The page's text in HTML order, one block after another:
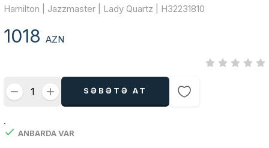
Hamilton | Jazzmaster | Lady Quartz | H32231810
1018AZN
SƏBƏTƏ AT
.
ANBARDA VAR